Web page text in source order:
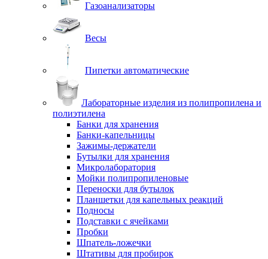
Газоанализаторы
Весы
Пипетки автоматические
Лабораторные изделия из полипропилена и
полиэтилена
Банки для хранения
Банки-капельницы
Зажимы-держатели
Бутылки для хранения
Микролаборатория
Мойки полипропиленовые
Переноски для бутылок
Планшетки для капельных реакций
Подносы
Подставки с ячейками
Пробки
Шпатель-ложечки
Штативы для пробирок